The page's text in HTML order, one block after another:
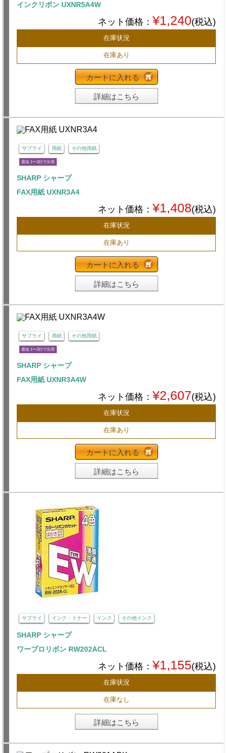
インクリボン UXNR5A4W
ネット価格： ¥1,240(税込)
在庫状況
在庫あり
カートに入れる
詳細はこちら
サプライ 用紙 その他用紙
最短 1〜3日で出荷
SHARP シャープ
FAX用紙 UXNR3A4
ネット価格： ¥1,408(税込)
在庫状況
在庫あり
カートに入れる
詳細はこちら
サプライ 用紙 その他用紙
最短 1〜3日で出荷
SHARP シャープ
FAX用紙 UXNR3A4W
ネット価格： ¥2,607(税込)
在庫状況
在庫あり
カートに入れる
詳細はこちら
サプライ インク・トナー インク その他インク
SHARP シャープ
ワープロリボン RW202ACL
ネット価格： ¥1,155(税込)
在庫状況
在庫なし
詳細はこちら